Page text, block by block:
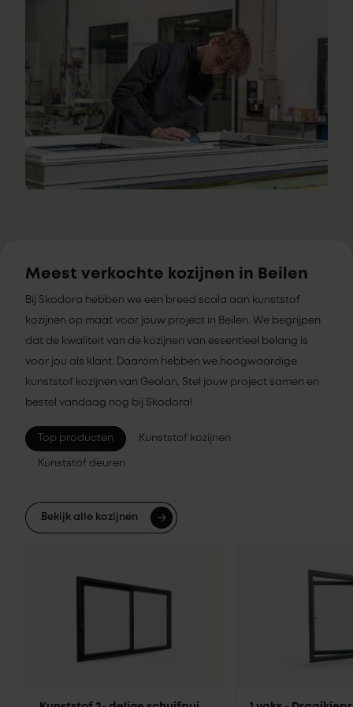
Meest verkochte kozijnen in Beilen
Bij Skodora hebben we een breed scala aan kunststof
kozijnen op maat voor jouw project in Beilen. We begrijpen
dat de kwaliteit van de kozijnen van essentieel belang is
voor jou als klant. Daarom hebben we hoogwaardige
kunststof kozijnen van Gealan. Stel jouw project samen en
bestel vandaag nog bij Skodora!
Top producten Kunststof kozijnen
Kunststof deuren
Bekijk alle kozijnen